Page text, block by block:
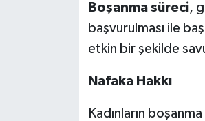
Boşanma süreci,
başvurulması ile
etkin bir şekilde
Nafaka Hakkı
Kadınların